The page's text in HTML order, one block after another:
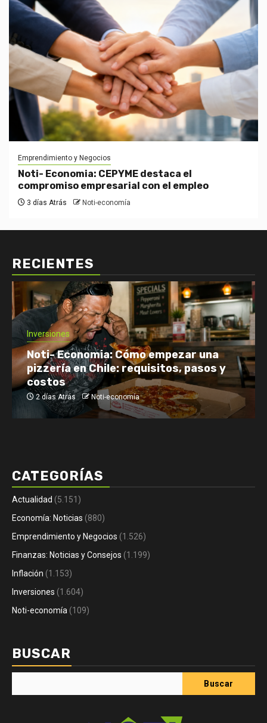
Emprendimiento y Negocios
Noti- Economia: CEPYME destaca el
compromiso empresarial con el empleo
3 días Atrás Noti-economía
RECIENTES
Inversiones
Noti- Economia: Cómo empezar una
pizzería en Chile: requisitos, pasos y
costos
2 días Atrás Noti-economía
CATEGORÍAS
Actualidad (5.151)
Economía: Noticias (880)
Emprendimiento y Negocios (1.526)
Finanzas: Noticias y Consejos (1.199)
Inflación (1.153)
Inversiones (1.604)
Noti-economía (109)
BUSCAR
Buscar